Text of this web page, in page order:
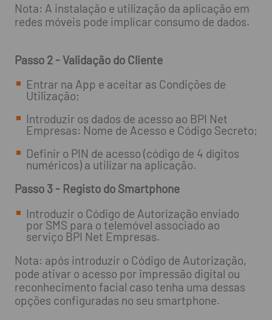
Nota: A instalação e utilização da aplicação em
redes móveis pode implicar consumo de dados.
Passo 2 - Validação do Cliente
Entrar na App e aceitar as Condições de
Utilização;
Introduzir os dados de acesso ao BPI Net
Empresas: Nome de Acesso e Código Secreto;
Definir o PIN de acesso (código de 4 dígitos
numéricos) a utilizar na aplicação.
Passo 3 - Registo do Smartphone
Introduzir o Código de Autorização enviado
por SMS para o telemóvel associado ao
serviço BPI Net Empresas.
Nota: após introduzir o Código de Autorização,
pode ativar o acesso por impressão digital ou
reconhecimento facial caso tenha uma dessas
opções configuradas no seu smartphone.